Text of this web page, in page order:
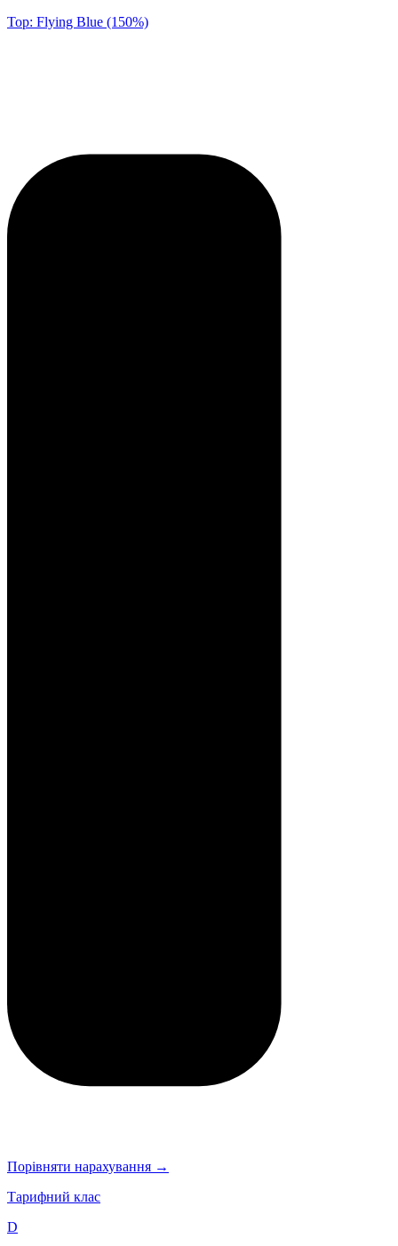
Top: Flying Blue (150%)
Порівняти нарахування →
Тарифний клас
D